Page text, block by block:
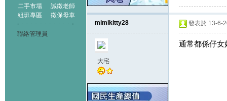
二手市場
誠徵老師
組班專區
徵保母車
聯絡管理員
mimikitty28
大宅
發表於 13-6-
通常都係仔女